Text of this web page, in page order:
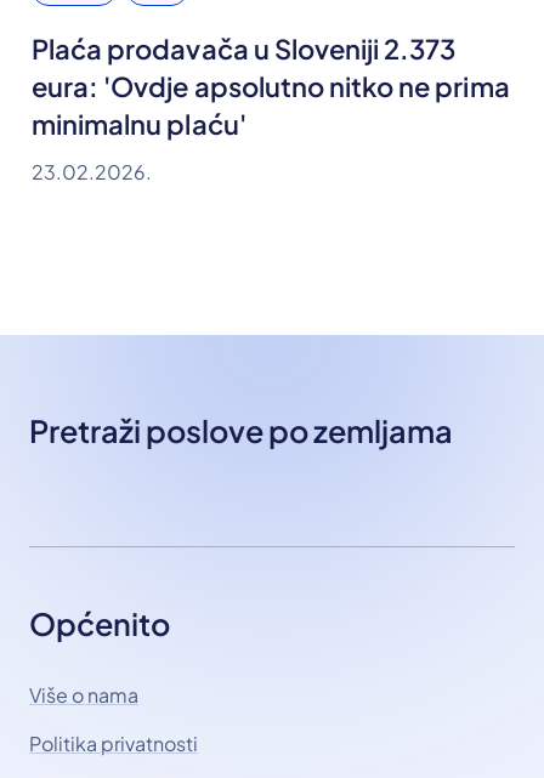
Plaća prodavača u Sloveniji 2.373
eura: 'Ovdje apsolutno nitko ne prima
minimalnu plaću'
23.02.2026.
Pretraži poslove po zemljama
Općenito
Više o nama
Politika privatnosti